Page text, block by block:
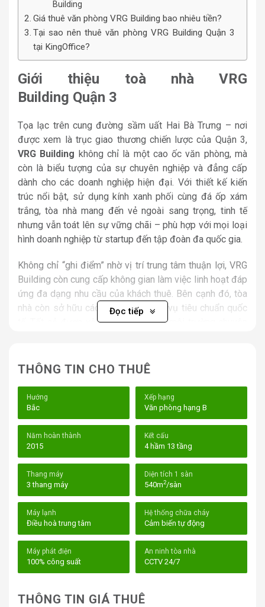
Building
Giá thuê văn phòng VRG Building bao nhiêu tiền?
Tại sao nên thuê văn phòng VRG Building Quận 3
tại KingOffice?
Giới thiệu toà nhà VRG
Building Quận 3
Tọa lạc trên cung đường sầm uất Hai Bà Trưng – nơi
được xem là trục giao thương chiến lược của Quận 3,
VRG Building không chỉ là một cao ốc văn phòng, mà
còn là biểu tượng của sự chuyên nghiệp và đẳng cấp
dành cho các doanh nghiệp hiện đại. Với thiết kế kiến
trúc nổi bật, sử dụng kính xanh phối cùng đá ốp xám
trắng, tòa nhà mang đến vẻ ngoài sang trọng, tinh tế
nhưng vẫn toát lên sự vững chãi – phù hợp với mọi loại
hình doanh nghiệp từ startup đến tập đoàn đa quốc gia.
Không chỉ “ghi điểm” nhờ vị trí trung tâm thuận lợi, VRG
Building còn cung cấp không gian làm việc linh hoạt đáp
ứng đa dạng nhu cầu của khách thuê. Bên cạnh đó, tòa
nhà còn sở hữu các tiện ích và dịch vụ tiêu chuẩn quốc
tế. Tất cả được vận hành trong một môi trường chuyên
trung tâm Quận 3.
Tòa Nhà VRG Building Hai Bà Trưng Quận 3
Trưng, Phường 6, Quận 3
Đọc tiếp
THÔNG TIN CHO THUÊ
Hướng
Bắc
Xếp hạng
Văn phòng hạng B
Năm hoàn thành
2015
Kết cấu
4 hầm 13 tầng
Thang máy
3 thang máy
Diện tích 1 sàn
540m2/sàn
Máy lạnh
Điều hoà trung tâm
Hệ thống chữa cháy
Cảm biến tự động
Máy phát điện
100% công suất
An ninh tòa nhà
CCTV 24/7
THÔNG TIN GIÁ THUÊ